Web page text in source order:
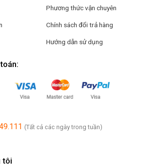
Phương thức vận chuyên
Chính sách đổi trả hàng
Hướng dẫn sử dụng
(Tất cả các ngày trong tuần)
tôi